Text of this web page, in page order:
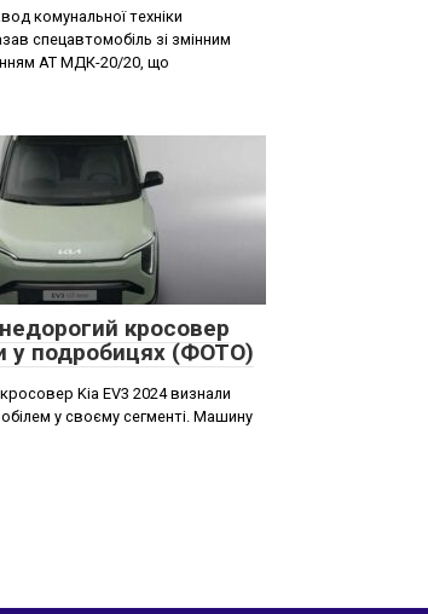
комунальної техніки
спецавтомобіль зі змінним
АТ МДК-20/20, що
кросовер
у подробицях (ФОТО)
Kia EV3 2024 визнали
у своєму сегменті. Машину